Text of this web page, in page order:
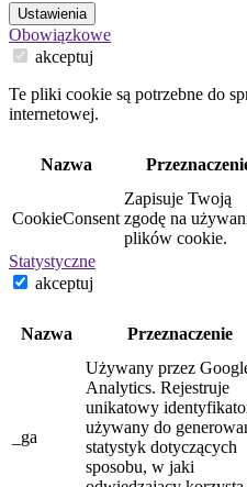
Ustawienia
Obowiązkowe
akceptuj
Te pliki cookie są potrzebne do
internetowej.
Nazwa
CookieConsent
Zapisuje Twoją
zgodę na
plików cookie.
Statystyczne
akceptuj
Nazwa Przeznaczenie
_ga
Używany przez
Analytics. Rejestruje
unikatowy
używany do
statystyk dotyczących
sposobu, w jaki